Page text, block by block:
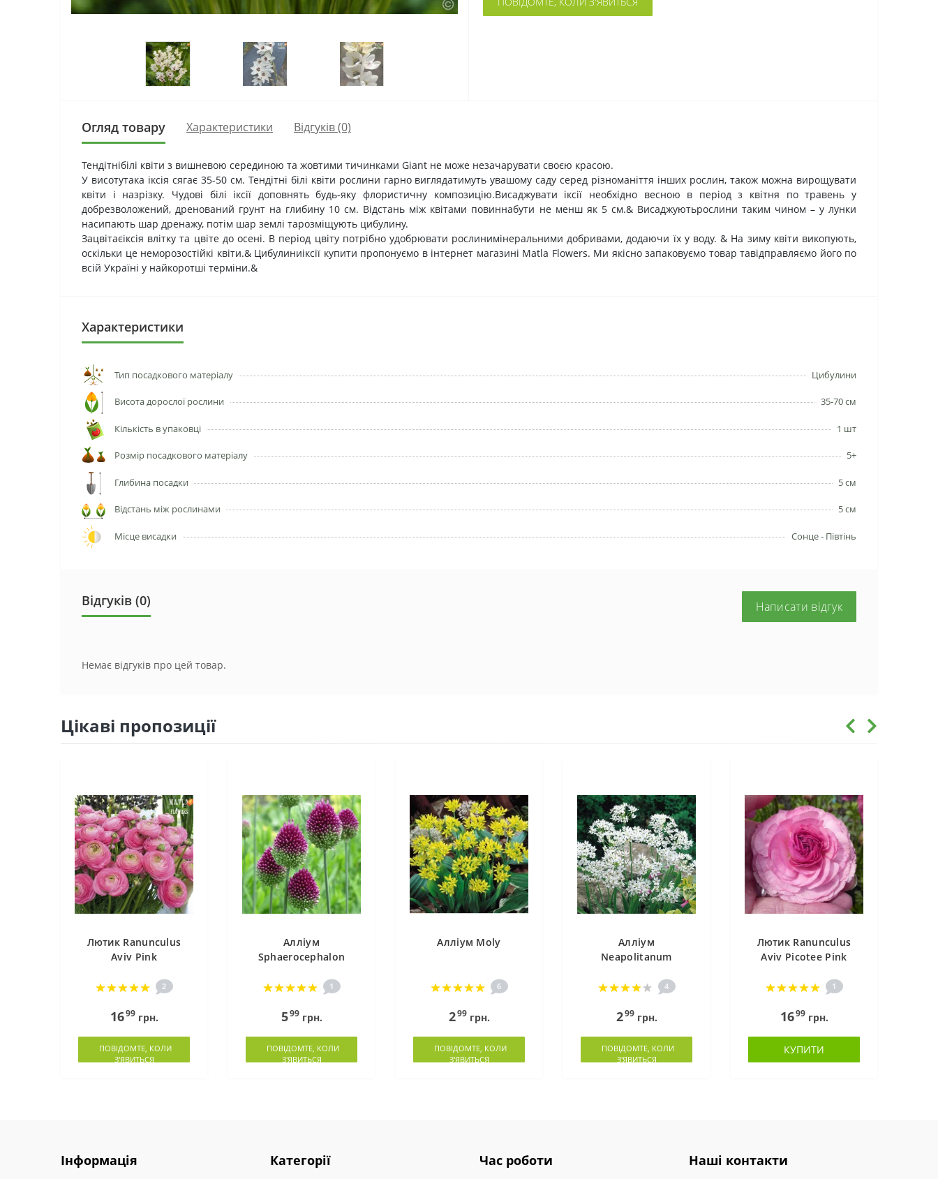
Огляд товару Характеристики Відгуків (0)
Тендітнібілі квіти з вишневою серединою та жовтими тичинками Giant не може незачарувати своєю красою.
У висотутака іксія сягає 35-50 см. Тендітні білі квіти рослини гарно виглядатимуть увашому саду серед різноманіття інших рослин, також можна вирощувати
квіти і назрізку. Чудові білі іксії доповнять будь-яку флористичну композицію.Висаджувати іксії необхідно весною в період з квітня по травень у
добрезволожений, дренований грунт на глибину 10 см. Відстань між квітами повиннабути не менш як 5 см.& Висаджуютьрослини таким чином – у лунки
насипають шар дренажу, потім шар землі тарозміщують цибулину.
Зацвітаєіксія влітку та цвіте до осені. В період цвіту потрібно удобрювати рослинимінеральними добривами, додаючи їх у воду. & На зиму квіти викопують,
оскільки це неморозостійкі квіти.& Цибулиниіксії купити пропонуємо в інтернет магазині Matla Flowers. Ми якісно запаковуємо товар тавідправляємо його по
всій Україні у найкоротші терміни.&
Характеристики
Тип посадкового матеріалу Цибулини
Висота дорослої рослини 35-70 см
Кількість в упаковці 1 шт
Розмір посадкового матеріалу 5+
Глибина посадки 5 см
Відстань між рослинами 5 см
Місце висадки Сонце - Півтінь
Відгуків (0) Написати відгук
Немає відгуків про цей товар.
Цікаві пропозиції
Лютик Ranunculus
Aviv Pink
2
1699грн.
ПОВІДОМТЕ, КОЛИ
З'ЯВИТЬСЯ
Алліум
Sphaerocephalon
1
599грн.
ПОВІДОМТЕ, КОЛИ
З'ЯВИТЬСЯ
Алліум Moly
6
299грн.
ПОВІДОМТЕ, КОЛИ
З'ЯВИТЬСЯ
Алліум
Neapolitanum
4
299грн.
ПОВІДОМТЕ, КОЛИ
З'ЯВИТЬСЯ
Лютик Ranunculus
Aviv Picotee Pink
1
1699грн.
КУПИТИ
Інформація Категорії Час роботи Наші контакти